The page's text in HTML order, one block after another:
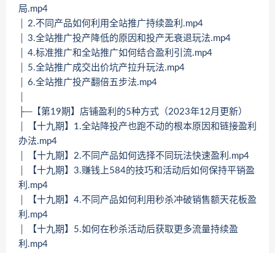
局.mp4
│ 2.不同产品如何利用全站推广持续盈利.mp4
│ 3.全站推广投产降低的原因和投产无衰退玩法.mp4
│ 4.标准推广和全站推广如何结合盈利引流.mp4
│ 5.全站推广成交出价坑产拉升玩法.mp4
│ 6.全站推广投产翻倍五步法.mp4
├─【第19期】店铺盈利的5种方式（2023年12月更新）
│ 【十九期】1.全站降投产也跑不动的根本原因和链接盈利
办法.mp4
│ 【十九期】2.不同产品如何选择不同玩法快速盈利.mp4
│ 【十九期】3.赚钱上584的技巧和活动后如何保持平销盈
利.mp4
│ 【十九期】4.不同产品如何利用秒杀冲破销售额天花板盈
利.mp4
│ 【十九期】5.如何在秒杀活动后获取更多流量持续盈
利.mp4